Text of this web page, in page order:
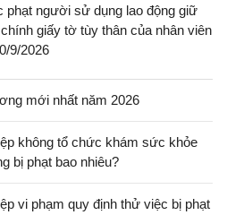
phạt người sử dụng lao động giữ
giấy tờ tùy thân của nhân viên
9/2026
mới nhất năm 2026
không tổ chức khám sức khỏe
bị phạt bao nhiêu?
vi phạm quy định thử việc bị phạt